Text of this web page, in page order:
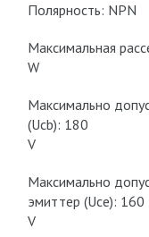
Полярность: NPN
Максимальная
W
Макcимально
(Ucb): 180
V
Макcимально
эмиттер (Uce): 160
V